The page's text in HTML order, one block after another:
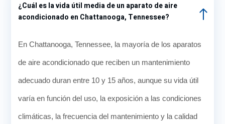
¿Cuál es la vida útil media de un aparato de aire
acondicionado en Chattanooga, Tennessee?
En Chattanooga, Tennessee, la mayoría de los aparatos
de aire acondicionado que reciben un mantenimiento
adecuado duran entre 10 y 15 años, aunque su vida útil
varía en función del uso, la exposición a las condiciones
climáticas, la frecuencia del mantenimiento y la calidad